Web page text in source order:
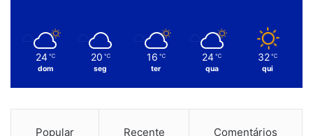
24 ℃
dom
20 ℃
seg
16 ℃
ter
24 ℃
qua
32 ℃
qui
Popular Recente Comentários